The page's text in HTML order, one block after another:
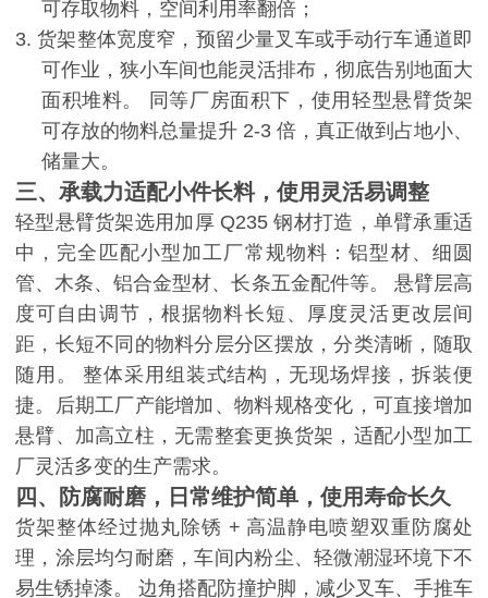
可存取物料，空间利用率翻倍；
3.货架整体宽度窄，预留少量叉车或手动行车通道即
可作业，狭小车间也能灵活排布，彻底告别地面大
面积堆料。
同等厂房面积下，使用轻型悬臂货架
可存放的物料总量提升 2-3 倍，真正做到占地小、
储量大。
三、承载力适配小件长料，使用灵活易调整
轻型悬臂货架选用加厚Q235 钢材打造，单臂承重适
中，完全匹配小型加工厂常规物料：铝型材、细圆
管、木条、铝合金型材、长条五金配件等。 悬臂层高
度可自由调节，根据物料长短、厚度灵活更改层间
距，长短不同的物料分层分区摆放，分类清晰，随取
随用。 整体采用组装式结构，无现场焊接，拆装便
捷。后期工厂产能增加、物料规格变化，可直接增加
悬臂、加高立柱，无需整套更换货架，适配小型加工
厂灵活多变的生产需求。
四、防腐耐磨，日常维护简单，使用寿命长久
货架整体经过抛丸除锈 + 高温静电喷塑双重防腐处
理，涂层均匀耐磨，车间内粉尘、轻微潮湿环境下不
易生锈掉漆。 边角搭配防撞护脚，减少叉车、手推车